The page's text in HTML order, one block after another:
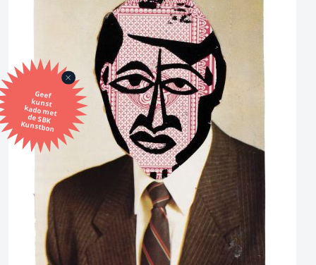
Geef
kunst
kado met
de SBK
Kunstbon